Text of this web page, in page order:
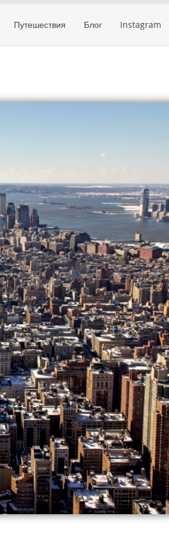
Путешествия Блог Instagram